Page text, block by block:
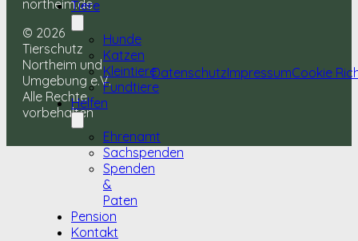
Tiere
Hunde
Katzen
Kleintiere
Fundtiere
Helfen
Ehrenamt
Sachspenden
Spenden
&
Paten
Pension
Kontakt
northeim.de
© 2026
Tierschutz
Northeim und
Umgebung e.V.
Alle Rechte
vorbehalten
DatenschutzImpressumCookie